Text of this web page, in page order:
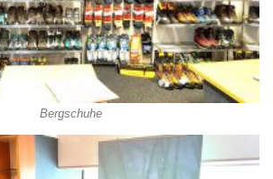
Bergschuhe